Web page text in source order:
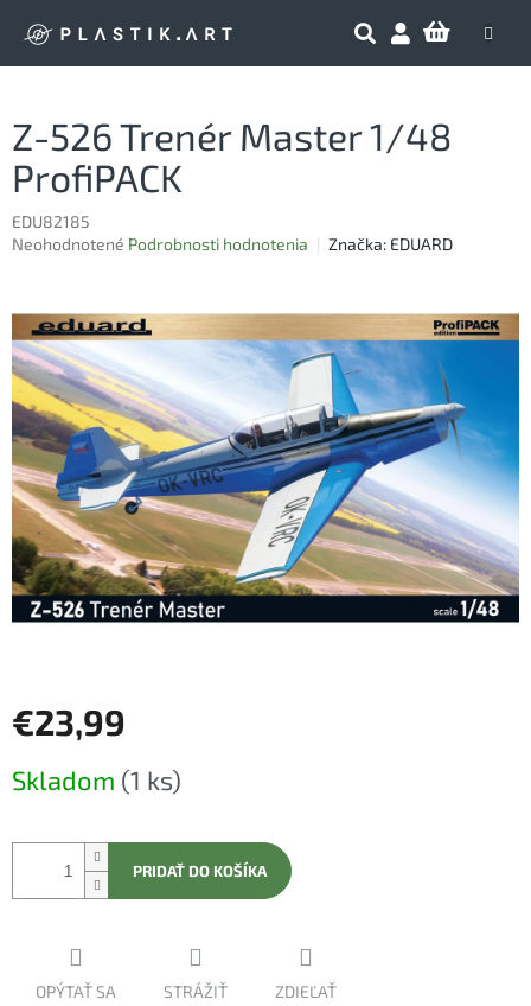
Z-526 Trenér Master 1/48
ProfiPACK
EDU82185
Priemerné
je
0,0
z
5
hviezdičiek.
Neohodnotené Podrobnosti hodnotenia Značka: EDUARD
€23,99
cena:
Skladom (1 ks)
PRIDAŤ DO KOŠÍKA
OPÝTAŤ SA STRÁŽIŤ ZDIEĽAŤ